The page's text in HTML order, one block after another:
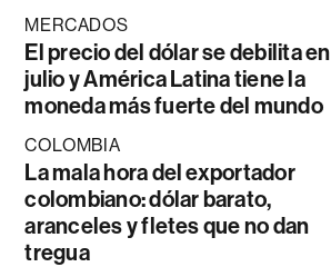
MERCADOS
El precio del dólar se debilita en
julio y América Latina tiene la
moneda más fuerte del mundo
COLOMBIA
La mala hora del exportador
colombiano: dólar barato,
aranceles y fletes que no dan
tregua